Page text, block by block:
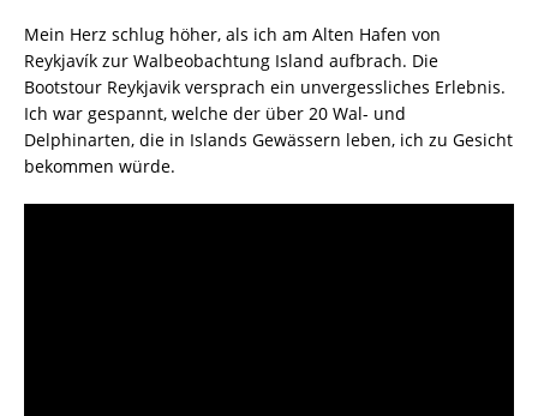
Mein Herz schlug höher, als ich am Alten Hafen von
Reykjavík zur Walbeobachtung Island aufbrach. Die
Bootstour Reykjavik versprach ein unvergessliches Erlebnis.
Ich war gespannt, welche der über 20 Wal- und
Delphinarten, die in Islands Gewässern leben, ich zu Gesicht
bekommen würde.